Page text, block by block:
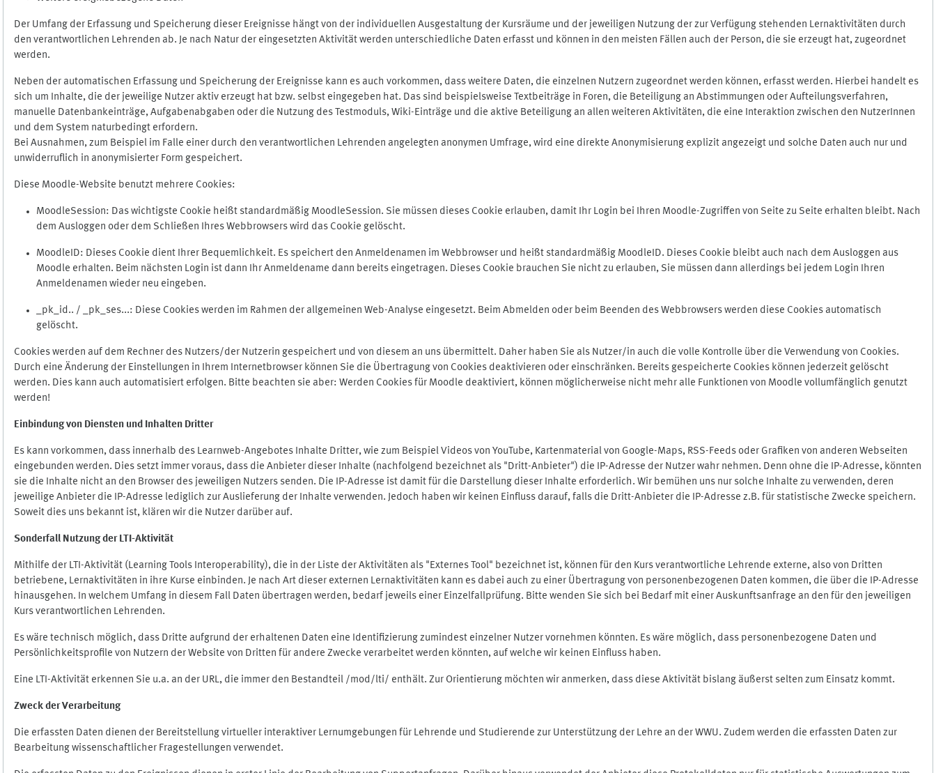
Der Umfang der Erfassung und Speicherung dieser Ereignisse hängt von der individuellen Ausgestaltung der Kursräume und der jeweiligen Nutzung der zur Verfügung stehenden Lernaktivitäten durch
den verantwortlichen Lehrenden ab. Je nach Natur der eingesetzten Aktivität werden unterschiedliche Daten erfasst und können in den meisten Fällen auch der Person, die sie erzeugt hat, zugeordnet
werden.
Neben der automatischen Erfassung und Speicherung der Ereignisse kann es auch vorkommen, dass weitere Daten, die einzelnen Nutzern zugeordnet werden können, erfasst werden. Hierbei handelt es
sich um Inhalte, die der jeweilige Nutzer aktiv erzeugt hat bzw. selbst eingegeben hat. Das sind beispielsweise Textbeiträge in Foren, die Beteiligung an Abstimmungen oder Aufteilungsverfahren,
manuelle Datenbankeinträge, Aufgabenabgaben oder die Nutzung des Testmoduls, Wiki-Einträge und die aktive Beteiligung an allen weiteren Aktivitäten, die eine Interaktion zwischen den NutzerInnen
und dem System naturbedingt erfordern.
Bei Ausnahmen, zum Beispiel im Falle einer durch den verantwortlichen Lehrenden angelegten anonymen Umfrage, wird eine direkte Anonymisierung explizit angezeigt und solche Daten auch nur und
unwiderruflich in anonymisierter Form gespeichert.
Diese Moodle-Website benutzt mehrere Cookies:
MoodleSession: Das wichtigste Cookie heißt standardmäßig MoodleSession. Sie müssen dieses Cookie erlauben, damit Ihr Login bei Ihren Moodle-Zugriffen von Seite zu Seite erhalten bleibt. Nach
dem Ausloggen oder dem Schließen Ihres Webbrowsers wird das Cookie gelöscht.
MoodleID: Dieses Cookie dient Ihrer Bequemlichkeit. Es speichert den Anmeldenamen im Webbrowser und heißt standardmäßig MoodleID. Dieses Cookie bleibt auch nach dem Ausloggen aus
Moodle erhalten. Beim nächsten Login ist dann Ihr Anmeldename dann bereits eingetragen. Dieses Cookie brauchen Sie nicht zu erlauben, Sie müssen dann allerdings bei jedem Login Ihren
Anmeldenamen wieder neu eingeben.
_pk_id.. / _pk_ses...: Diese Cookies werden im Rahmen der allgemeinen Web-Analyse eingesetzt. Beim Abmelden oder beim Beenden des Webbrowsers werden diese Cookies automatisch
gelöscht.
Cookies werden auf dem Rechner des Nutzers/der Nutzerin gespeichert und von diesem an uns übermittelt. Daher haben Sie als Nutzer/in auch die volle Kontrolle über die Verwendung von Cookies.
Durch eine Änderung der Einstellungen in Ihrem Internetbrowser können Sie die Übertragung von Cookies deaktivieren oder einschränken. Bereits gespeicherte Cookies können jederzeit gelöscht
werden. Dies kann auch automatisiert erfolgen. Bitte beachten sie aber: Werden Cookies für Moodle deaktiviert, können möglicherweise nicht mehr alle Funktionen von Moodle vollumfänglich genutzt
werden!
Einbindung von Diensten und Inhalten Dritter
Es kann vorkommen, dass innerhalb des Learnweb-Angebotes Inhalte Dritter, wie zum Beispiel Videos von YouTube, Kartenmaterial von Google-Maps, RSS-Feeds oder Grafiken von anderen Webseiten
eingebunden werden. Dies setzt immer voraus, dass die Anbieter dieser Inhalte (nachfolgend bezeichnet als "Dritt-Anbieter") die IP-Adresse der Nutzer wahr nehmen. Denn ohne die IP-Adresse, könnten
sie die Inhalte nicht an den Browser des jeweiligen Nutzers senden. Die IP-Adresse ist damit für die Darstellung dieser Inhalte erforderlich. Wir bemühen uns nur solche Inhalte zu verwenden, deren
jeweilige Anbieter die IP-Adresse lediglich zur Auslieferung der Inhalte verwenden. Jedoch haben wir keinen Einfluss darauf, falls die Dritt-Anbieter die IP-Adresse z.B. für statistische Zwecke speichern.
Soweit dies uns bekannt ist, klären wir die Nutzer darüber auf.
Sonderfall Nutzung der LTI-Aktivität
Mithilfe der LTI-Aktivität (Learning Tools Interoperability), die in der Liste der Aktivitäten als "Externes Tool" bezeichnet ist, können für den Kurs verantwortliche Lehrende externe, also von Dritten
betriebene, Lernaktivitäten in ihre Kurse einbinden. Je nach Art dieser externen Lernaktivitäten kann es dabei auch zu einer Übertragung von personenbezogenen Daten kommen, die über die IP-Adresse
hinausgehen. In welchem Umfang in diesem Fall Daten übertragen werden, bedarf jeweils einer Einzelfallprüfung. Bitte wenden Sie sich bei Bedarf mit einer Auskunftsanfrage an den für den jeweiligen
Kurs verantwortlichen Lehrenden.
Es wäre technisch möglich, dass Dritte aufgrund der erhaltenen Daten eine Identifizierung zumindest einzelner Nutzer vornehmen könnten. Es wäre möglich, dass personenbezogene Daten und
Persönlichkeitsprofile von Nutzern der Website von Dritten für andere Zwecke verarbeitet werden könnten, auf welche wir keinen Einfluss haben.
Eine LTI-Aktivität erkennen Sie u.a. an der URL, die immer den Bestandteil /mod/lti/ enthält. Zur Orientierung möchten wir anmerken, dass diese Aktivität bislang äußerst selten zum Einsatz kommt.
Zweck der Verarbeitung
Die erfassten Daten dienen der Bereitstellung virtueller interaktiver Lernumgebungen für Lehrende und Studierende zur Unterstützung der Lehre an der WWU. Zudem werden die erfassten Daten zur
Bearbeitung wissenschaftlicher Fragestellungen verwendet.